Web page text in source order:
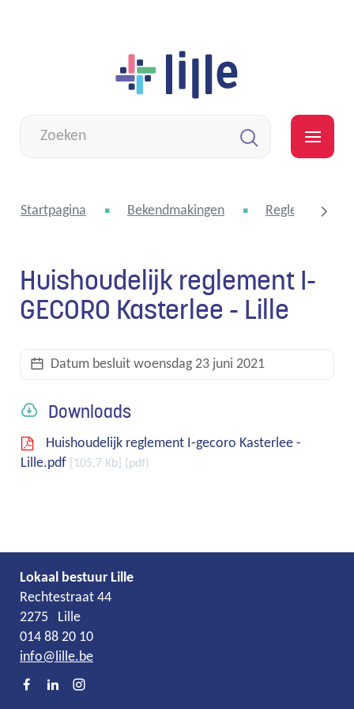
inhoud
zoek
scroll
Startpagina Bekendmakingen Reglementen
Huishoudelijk reglement I-
GECORO Kasterlee - Lille
Datum besluit woensdag 23 juni 2021
Downloads
Huishoudelijk reglement I-gecoro Kasterlee -
Lille.pdf
105,7 Kb pdf
Lokaal bestuur Lille
Adres
Rechtestraat 44
2275
Lille
Tel.
014 88 20 10
E-
mail
info@lille.be